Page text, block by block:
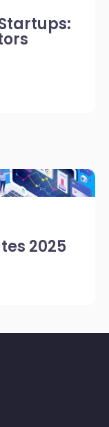
2025